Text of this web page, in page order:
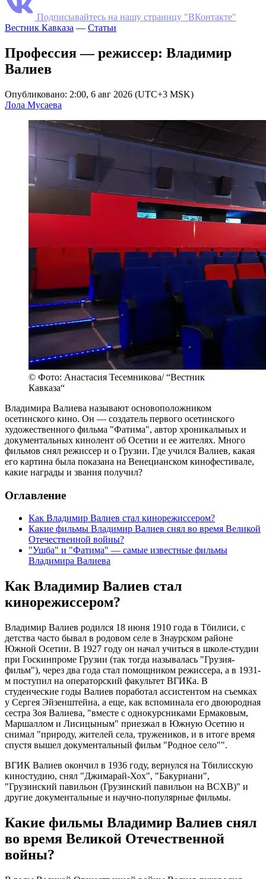
Подписывайтесь на нашу страницу "ВКонтакте"
Вестник Кавказа — Статьи
Профессия — режиссер: Владимир
Валиев
Опубликовано: 2:00, 6 авг 2026 (UTC+3 MSK)
Лола Мусаева
© Фото: Анастасия Тесемникова/ “Вестник
Кавказа“
Владимира Валиева называют основоположником
осетинского кино. Он — создатель первого осетинского
художественного фильма "Фатима", автор хроникальных и
документальных кинолент об Осетии и ее жителях. Много
фильмов снял режиссер и о Грузии. Где учился Валиев, какая
его картина была показана на Венецианском кинофестивале,
какие награды и звания получил?
Оглавление
Как Владимир Валиев стал кинорежиссером?
Какие фильмы Владимир Валиев снял во время Великой
Отечественной войны?
"Ушба" и "Фатима" — самые известные фильмы
Владимира Валиева
Как Владимир Валиев стал
кинорежиссером?
Владимир Валиев родился 18 июня 1910 года в Тбилиси, с
детства часто бывал в родовом селе в Знаурском районе
Южной Осетии. В 1927 году он начал учиться в школе-студии
при Госкинпроме Грузии (так тогда называлась "Грузия-
фильм"), через два года стал помощником режиссера, а в 1931-
м поступил на операторский факультет ВГИКа. В
студенческие годы Валиев поработал ассистентом на съемках
у Сергея Эйзенштейна, а еще, как вспоминала его двоюродная
сестра Зоя Валиева, "вместе с однокурсниками Ермаковым,
Маршаллом и Лисицыным" приезжал в Южную Осетию и
снимал "природу, жителей села, тружеников, и в итоге время
спустя вышел документальный фильм "Родное село"".
ВГИК Валиев окончил в 1936 году, вернулся на Тбилисскую
киностудию, снял "Джимарай-Хох", "Бакуриани",
"Грузинский павильон (Грузинский павильон на ВСХВ)" и
другие документальные и научно-популярные фильмы.
Какие фильмы Владимир Валиев снял
во время Великой Отечественной
войны?